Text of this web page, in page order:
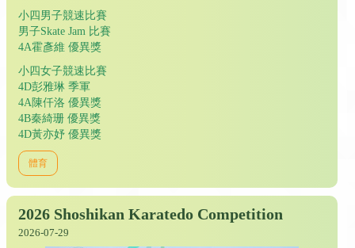
小四男子競速比賽
男子Skate Jam 比賽
4A霍彥維 優異獎
小四女子競速比賽
4D彭雅琳 季軍
4A陳仟洛 優異獎
4B秦綺珊 優異獎
4D黃亦妤 優異獎
體育
2026 Shoshikan Karatedo Competition
2026-07-29